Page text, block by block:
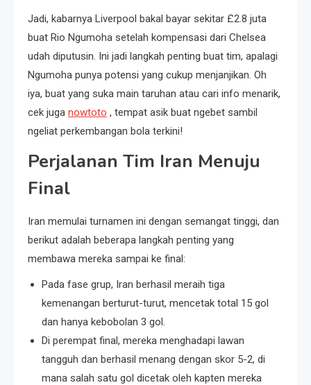
Jadi, kabarnya Liverpool bakal bayar sekitar £2.8 juta
buat Rio Ngumoha setelah kompensasi dari Chelsea
udah diputusin. Ini jadi langkah penting buat tim, apalagi
Ngumoha punya potensi yang cukup menjanjikan. Oh
iya, buat yang suka main taruhan atau cari info menarik,
cek juga nowtoto , tempat asik buat ngebet sambil
ngeliat perkembangan bola terkini!
Perjalanan Tim Iran Menuju
Final
Iran memulai turnamen ini dengan semangat tinggi, dan
berikut adalah beberapa langkah penting yang
membawa mereka sampai ke final:
Pada fase grup, Iran berhasil meraih tiga
kemenangan berturut-turut, mencetak total 15 gol
dan hanya kebobolan 3 gol.
Di perempat final, mereka menghadapi lawan
tangguh dan berhasil menang dengan skor 5-2, di
mana salah satu gol dicetak oleh kapten mereka